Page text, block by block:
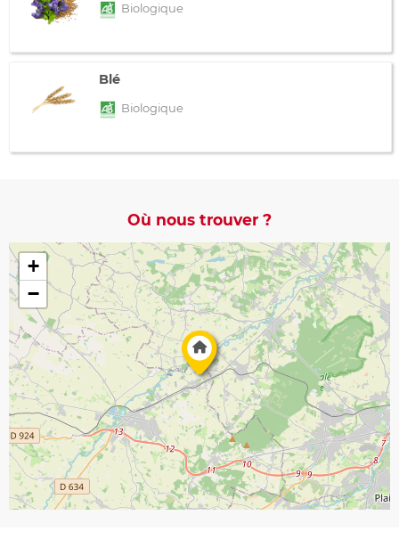
Biologique
Blé
Biologique
Où nous trouver ?
+
−